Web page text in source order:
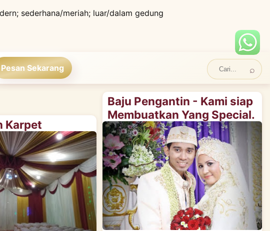
sederhana/meriah; luar/dalam gedung
Pesan Sekarang
Karpet
Baju Pengantin - Kami siap
Membuatkan Yang Special.